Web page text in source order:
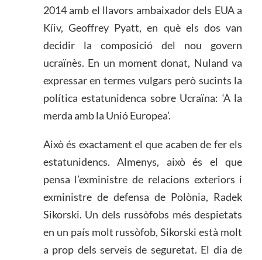
2014 amb el llavors ambaixador dels EUA a
Kíiv, Geoffrey Pyatt, en què els dos van
decidir la composició del nou govern
ucraïnès. En un moment donat, Nuland va
expressar en termes vulgars però sucints la
política estatunidenca sobre Ucraïna: ‘A la
merda amb la Unió Europea’.
Això és exactament el que acaben de fer els
estatunidencs. Almenys, això és el que
pensa l’exministre de relacions exteriors i
exministre de defensa de Polònia, Radek
Sikorski. Un dels russòfobs més despietats
en un país molt russòfob, Sikorski està molt
a prop dels serveis de seguretat. El dia de